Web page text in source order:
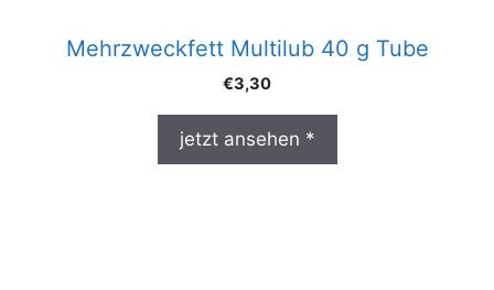
Mehrzweckfett Multilub 40 g Tube
€3,30
jetzt ansehen *